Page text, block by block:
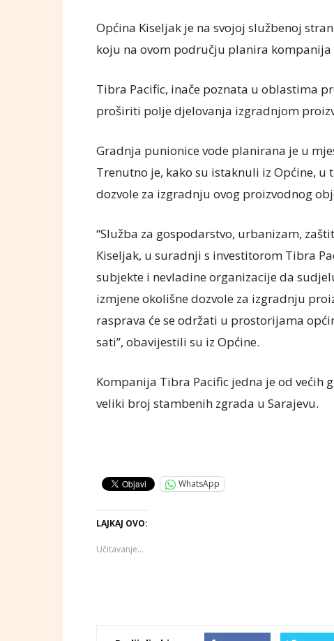
Općina Kiseljak je na svojoj službenoj
koju na ovom području planira kompanija
Tibra Pacific, inače poznata u oblastima
proširiti polje djelovanja izgradnjom
Gradnja punionice vode planirana je u
Trenutno je, kako su istaknuli iz Općine,
dozvole za izgradnju ovog proizvodnog
“Služba za gospodarstvo, urbanizam,
Kiseljak, u suradnji s investitorom Tibra
subjekte i nevladine organizacije da
izmjene okolišne dozvole za izgradnju
rasprava će se održati u prostorijama
sati”, obavijestili su iz Općine.
Kompanija Tibra Pacific jedna je od većih
veliki broj stambenih zgrada u Sarajevu.
WhatsApp
LAJKAJ OVO:
Učitavanje...